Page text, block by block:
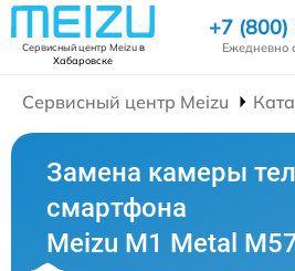
Сервисный центр Meizuв
Хабаровске
+7
Ежедневно
Сервисный центр Meizu
Замена камеры
смартфона
Meizu M1 Metal